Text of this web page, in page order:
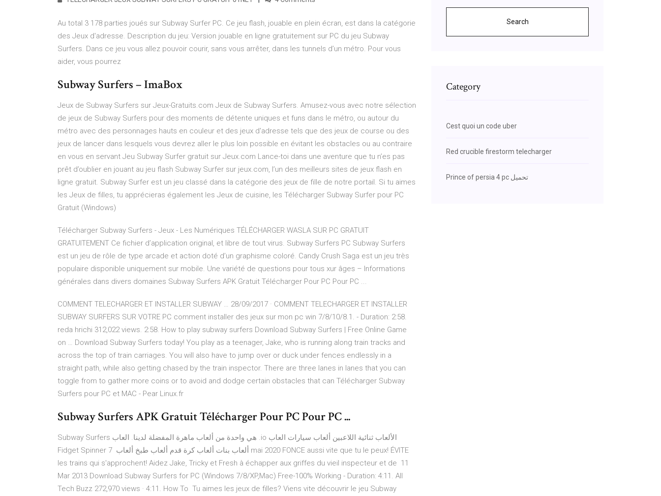
Au total 3 178 parties joués sur Subway Surfer PC. Ce jeu flash, jouable en plein écran, est dans la catégorie
des Jeux d'adresse. Description du jeu: Version jouable en ligne gratuitement sur PC du jeu Subway
Surfers. Dans ce jeu vous allez pouvoir courir, sans vous arrêter, dans les tunnels d’un métro. Pour vous
aider, vous pourrez
Subway Surfers – ImaBox
Jeux de Subway Surfers sur Jeux-Gratuits.com Jeux de Subway Surfers. Amusez-vous avec notre sélection
de jeux de Subway Surfers pour des moments de détente uniques et funs dans le métro, ou autour du
métro avec des personnages hauts en couleur et des jeux d'adresse tels que des jeux de course ou des
jeux de lancer dans lesquels vous devrez aller le plus loin possible en évitant les obstacles ou au contraire
en vous en servant Jeu Subway Surfer gratuit sur Jeux.com Lance-toi dans une aventure que tu n’es pas
prêt d’oublier en jouant au jeu flash Subway Surfer sur jeux.com, l’un des meilleurs sites de jeux flash en
ligne gratuit. Subway Surfer est un jeu classé dans la catégorie des jeux de fille de notre portail. Si tu aimes
les Jeux de filles, tu apprécieras également les Jeux de cuisine, les Télécharger Subway Surfer pour PC
Gratuit (Windows)
Télécharger Subway Surfers - Jeux - Les Numériques TÉLÉCHARGER WASLA SUR PC GRATUIT
GRATUITEMENT Ce fichier d’application original, et libre de tout virus. Subway Surfers PC Subway Surfers
est un jeu de rôle de type arcade et action doté d’un graphisme coloré. Candy Crush Saga est un jeu très
populaire disponible uniquement sur mobile. Une variété de questions pour tous xur âges – Informations
générales dans divers domaines Subway Surfers APK Gratuit Télécharger Pour PC Pour PC ...
COMMENT TELECHARGER ET INSTALLER SUBWAY … 28/09/2017 · COMMENT TELECHARGER ET INSTALLER
SUBWAY SURFERS SUR VOTRE PC comment installer des jeux sur mon pc win 7/8/10/8.1. - Duration: 2:58.
reda hrichi 312,022 views. 2:58. How to play subway surfers Download Subway Surfers | Free Online Game
on … Download Subway Surfers today! You play as a teenager, Jake, who is running along train tracks and
across the top of train carriages. You will also have to jump over or duck under fences endlessly in a
straight path, while also getting chased by the train inspector. There are three lanes in lanes that you can
toggle from to gather more coins or to avoid and dodge certain obstacles that can Télécharger Subway
Surfers pour PC et MAC - Pear Linux.fr
Subway Surfers APK Gratuit Télécharger Pour PC Pour PC ...
Subway Surfers هي واحدة من ألعاب ماهرة المفضلة لدينا. العاب .io الألعاب ثنائية اللاعبين ألعاب سيارات العاب
Fidget Spinner ألعاب بنات ألعاب كرة قدم ألعاب طبخ ألعاب 7 mai 2020 FONCE aussi vite que tu le peux! ÉVITE
les trains qui s'approchent! Aidez Jake, Tricky et Fresh à échapper aux griffes du vieil inspecteur et de 11
Mar 2013 Download Subway Surfers for PC (Windows 7/8/XP,Mac) Free-100% Working - Duration: 4:11. All
Tech Buzz 272,970 views · 4:11. How To Tu aimes les jeux de filles? Viens vite découvrir le jeu Subway
Search
Category
Cest quoi un code uber
Red crucible firestorm telecharger
Prince of persia 4 pc تحميل